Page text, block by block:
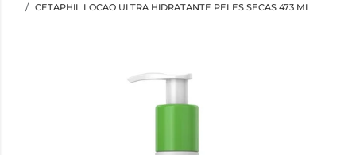
CETAPHIL LOCAO ULTRA HIDRATANTE PELES SECAS 473 ML